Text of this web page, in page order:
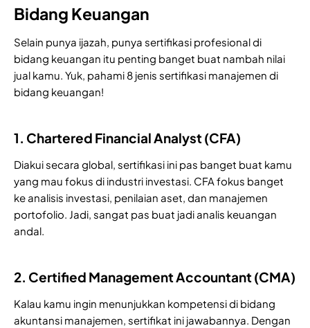
Bidang Keuangan
Selain punya ijazah, punya sertifikasi profesional di
bidang keuangan itu penting banget buat nambah nilai
jual kamu. Yuk, pahami 8 jenis sertifikasi manajemen di
bidang keuangan!
1. Chartered Financial Analyst (CFA)
Diakui secara global, sertifikasi ini pas banget buat kamu
yang mau fokus di industri investasi. CFA fokus banget
ke analisis investasi, penilaian aset, dan manajemen
portofolio. Jadi, sangat pas buat jadi analis keuangan
andal.
2. Certified Management Accountant (CMA)
Kalau kamu ingin menunjukkan kompetensi di bidang
akuntansi manajemen, sertifikat ini jawabannya. Dengan